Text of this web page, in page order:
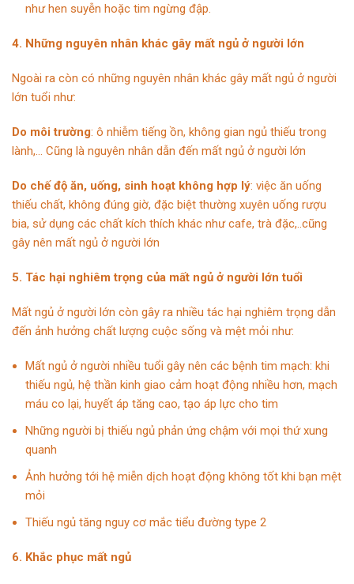
như hen suyễn hoặc tim ngừng đập.
4. Những nguyên nhân khác gây mất ngủ ở người lớn
Ngoài ra còn có những nguyên nhân khác gây mất ngủ ở người
lớn tuổi như:
Do môi trường: ô nhiễm tiếng ồn, không gian ngủ thiếu trong
lành,… Cũng là nguyên nhân dẫn đến mất ngủ ở người lớn
Do chế độ ăn, uống, sinh hoạt không hợp lý: việc ăn uống
thiếu chất, không đúng giờ, đặc biệt thường xuyên uống rượu
bia, sử dụng các chất kích thích khác như cafe, trà đặc,..cũng
gây nên mất ngủ ở người lớn
5. Tác hại nghiêm trọng của mất ngủ ở người lớn tuổi
Mất ngủ ở người lớn còn gây ra nhiều tác hại nghiêm trọng dẫn
đến ảnh hưởng chất lượng cuộc sống và mệt mỏi như:
Mất ngủ ở người nhiều tuổi gây nên các bệnh tim mạch: khi
thiếu ngủ, hệ thần kinh giao cảm hoạt động nhiều hơn, mạch
máu co lại, huyết áp tăng cao, tạo áp lực cho tim
Những người bị thiếu ngủ phản ứng chậm với mọi thứ xung
quanh
Ảnh hưởng tới hệ miễn dịch hoạt động không tốt khi bạn mệt
mỏi
Thiếu ngủ tăng nguy cơ mắc tiểu đường type 2
6. Khắc phục mất ngủ